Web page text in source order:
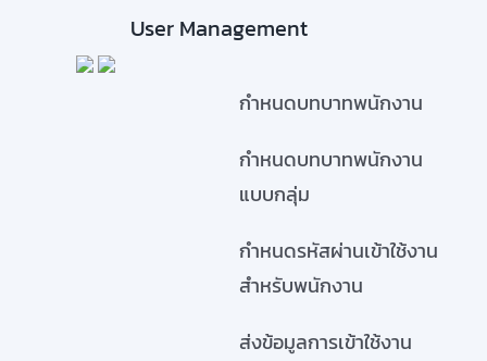
User Management
กำหนดบทบาทพนักงาน
กำหนดบทบาทพนักงาน
แบบกลุ่ม
กำหนดรหัสผ่านเข้าใช้งาน
สำหรับพนักงาน
ส่งข้อมูลการเข้าใช้งาน